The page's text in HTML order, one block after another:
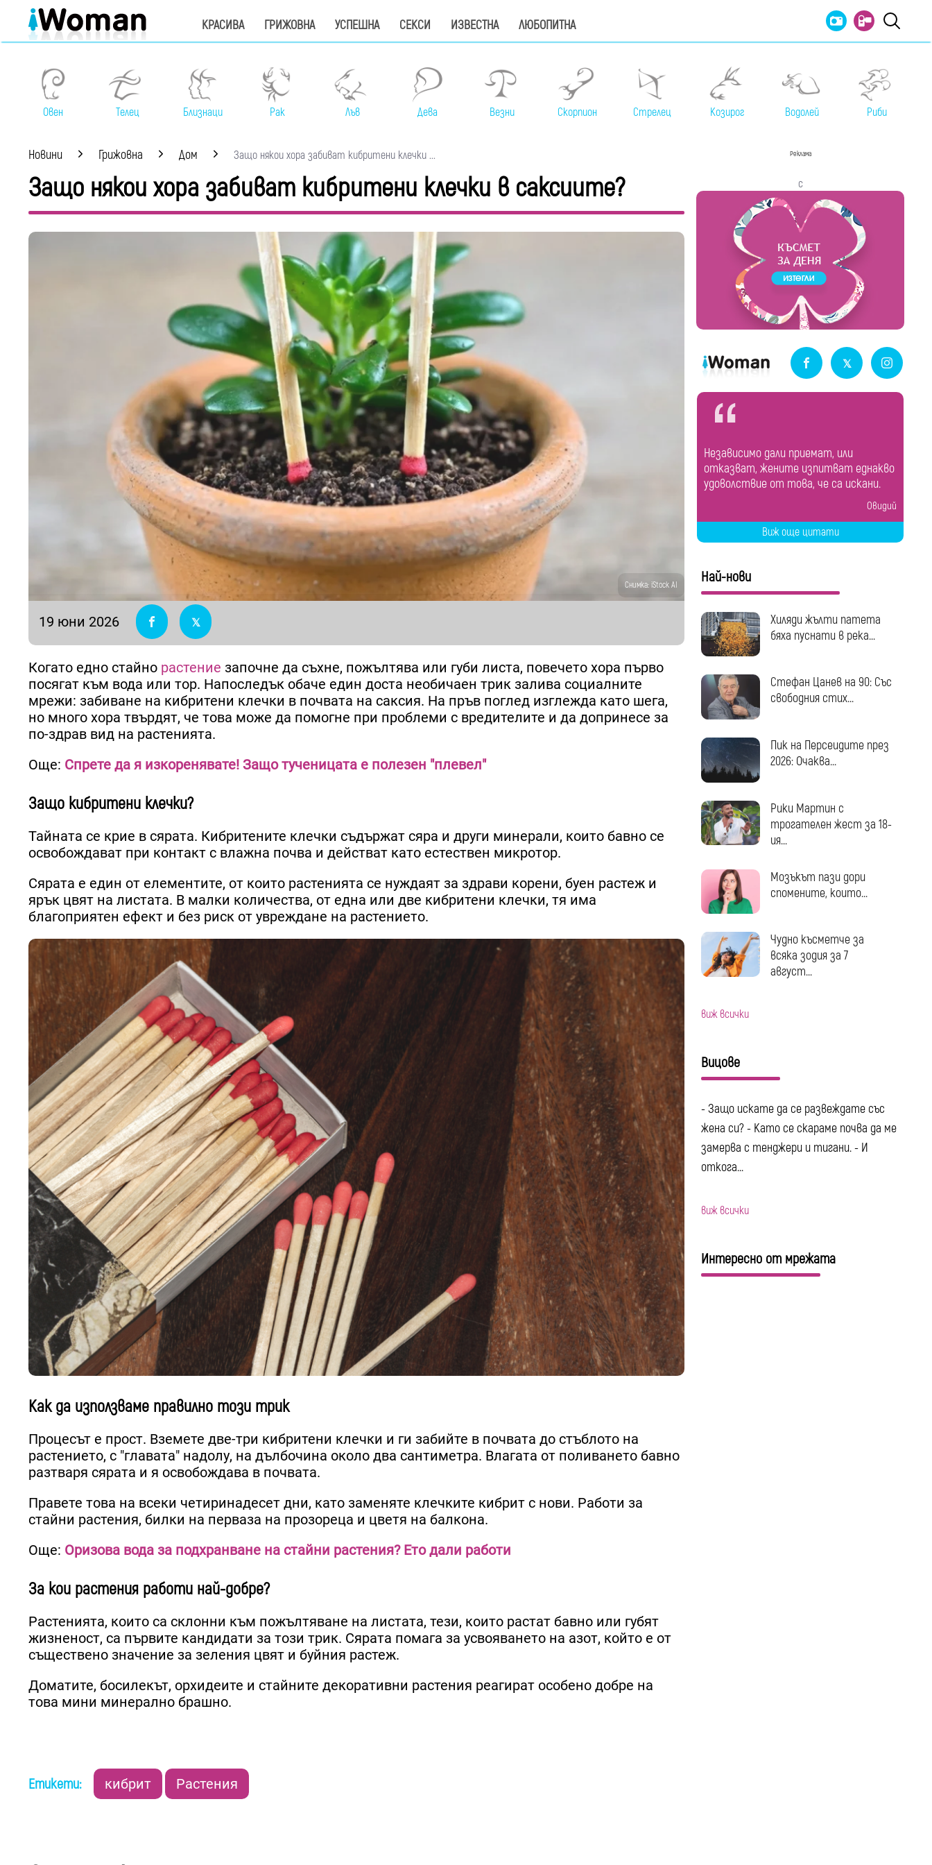
КРАСИВА ГРИЖОВНА УСПЕШНА СЕКСИ ИЗВЕСТНА ЛЮБОПИТНА
Овен Телец Близнаци Рак Лъв Дева Везни Скорпион Стрелец Козирог Водолей Риби
Новини Грижовна Дом Защо някои хора забиват кибритени клечки ...
Защо някои хора забиват кибритени клечки в саксиите?
Снимка: iStock AI
19 юни 2026
Когато едно стайно растение започне да съхне, пожълтява или губи листа, повечето хора първо
посягат към вода или тор. Напоследък обаче един доста необичаен трик залива социалните
мрежи: забиване на кибритени клечки в почвата на саксия. На пръв поглед изглежда като шега,
но много хора твърдят, че това може да помогне при проблеми с вредителите и да допринесе за
по-здрав вид на растенията.
Още: Спрете да я изкоренявате! Защо тученицата е полезен "плевел"
Защо кибритени клечки?
Тайната се крие в сярата. Кибритените клечки съдържат сяра и други минерали, които бавно се
освобождават при контакт с влажна почва и действат като естествен микротор.
Сярата е един от елементите, от които растенията се нуждаят за здрави корени, буен растеж и
ярък цвят на листата. В малки количества, от една или две кибритени клечки, тя има
благоприятен ефект и без риск от увреждане на растението.
Как да използваме правилно този трик
Процесът е прост. Вземете две-три кибритени клечки и ги забийте в почвата до стъблото на
растението, с "главата" надолу, на дълбочина около два сантиметра. Влагата от поливането бавно
разтваря сярата и я освобождава в почвата.
Правете това на всеки четиринадесет дни, като заменяте клечките кибрит с нови. Работи за
стайни растения, билки на перваза на прозореца и цветя на балкона.
Още: Оризова вода за подхранване на стайни растения? Ето дали работи
За кои растения работи най-добре?
Растенията, които са склонни към пожълтяване на листата, тези, които растат бавно или губят
жизненост, са първите кандидати за този трик. Сярата помага за усвояването на азот, който е от
съществено значение за зеления цвят и буйния растеж.
Доматите, босилекът, орхидеите и стайните декоративни растения реагират особено добре на
това мини минерално брашно.
Етикети: кибрит Растения
Реклама
с
Независимо дали приемат, или
отказват, жените изпитват еднакво
удоволствие от това, че са искани.
Овидий
Виж още цитати
Най-нови
Хиляди жълти патета
бяха пуснати в река...
Стефан Цанев на 90: Със
свободния стих...
Пик на Персеидите през
2026: Очаква...
Рики Мартин с
трогателен жест за 18-
ия...
Мозъкът пази дори
спомените, които...
Чудно късметче за
всяка зодия за 7
август...
виж всички
Вицове
- Защо искате да се развеждате със
жена си? - Като се скараме почва да ме
замерва с тенджери и тигани. - И
откога...
виж всички
Интересно от мрежата